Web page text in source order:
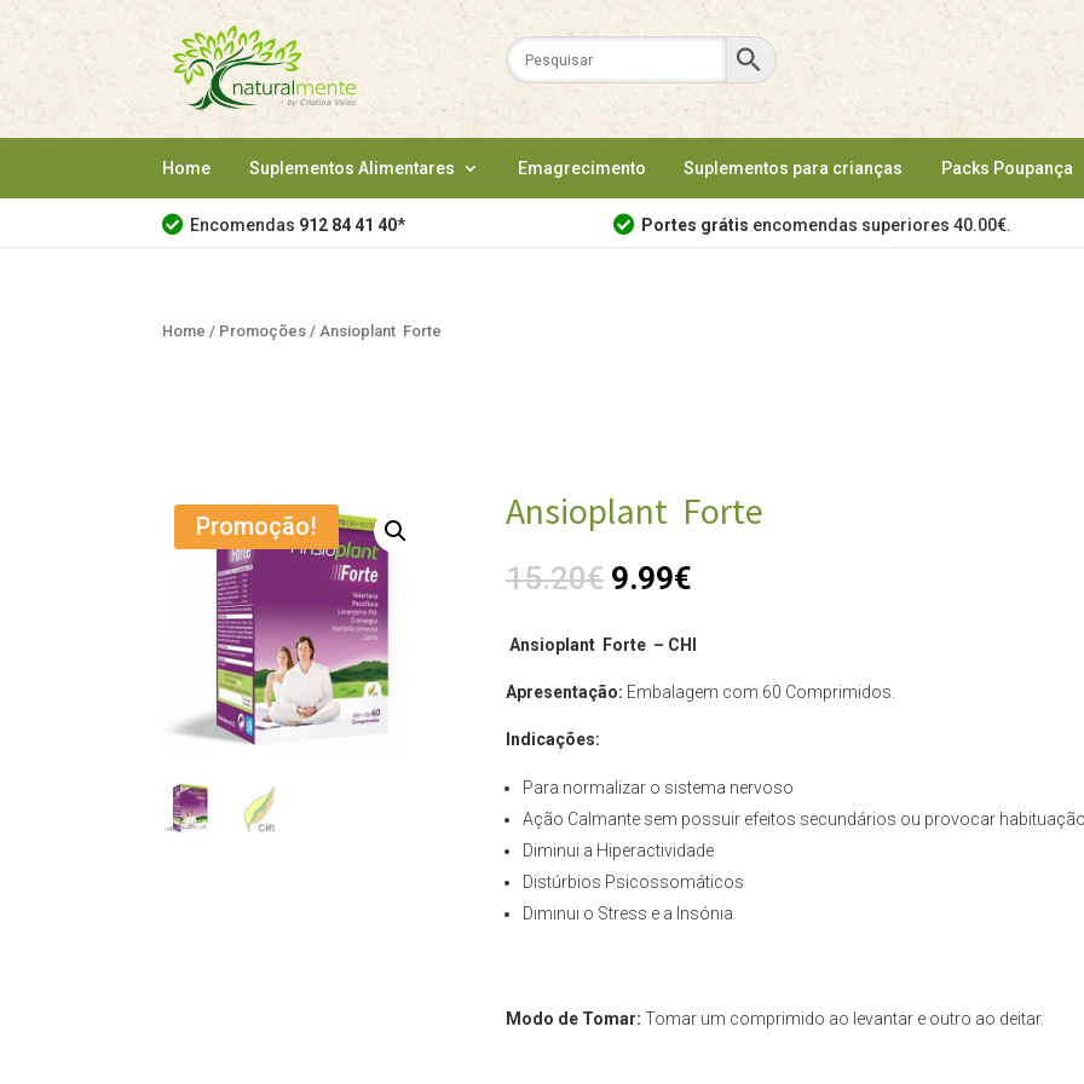
Home Suplementos Alimentares Emagrecimento Suplementos para crianças Packs Poupança
Encomendas 912 84 41 40* Portes grátis encomendas superiores 40.00€.
Home / Promoções / Ansioplant Forte
Promoção! Ansioplant Forte
15.20€ 9.99€
Ansioplant Forte – CHI
Apresentação: Embalagem com 60 Comprimidos.
Indicações:
Para normalizar o sistema nervoso
Ação Calmante sem possuir efeitos secundários ou provocar habituação.
Diminui a Hiperactividade
Distúrbios Psicossomáticos
Diminui o Stress e a Insónia
Modo de Tomar: Tomar um comprimido ao levantar e outro ao deitar.